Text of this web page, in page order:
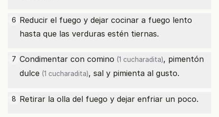
6 Reducir el fuego y dejar cocinar a fuego lento
hasta que las verduras estén tiernas.
7 Condimentar con comino (1 cucharadita), pimentón
dulce (1 cucharadita), sal y pimienta al gusto.
8 Retirar la olla del fuego y dejar enfriar un poco.